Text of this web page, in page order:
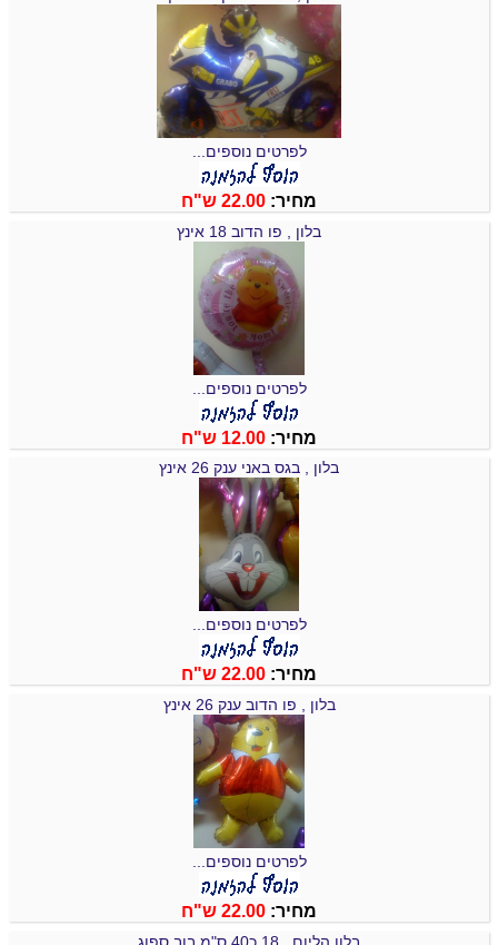
לפרטים נוספים...
מחיר: 22.00 ש"ח
בלון , פו הדוב 18 אינץ
לפרטים נוספים...
מחיר: 12.00 ש"ח
בלון , בגס באני ענק 26 אינץ
לפרטים נוספים...
מחיר: 22.00 ש"ח
בלון , פו הדוב ענק 26 אינץ
לפרטים נוספים...
מחיר: 22.00 ש"ח
בלון הליום , 18 כ40 ס"מ בוב ספוג